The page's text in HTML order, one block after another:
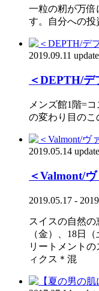
一粒の籾が万倍
す。自分への
2019.09.11 update
＜DEPTH/
メンズ館1階=
の変わり目のこ
2019.05.14 update
＜Valmont/
2019.05.17 -
スイスの自然
（金）、18日
リートメント
ィクス＊混